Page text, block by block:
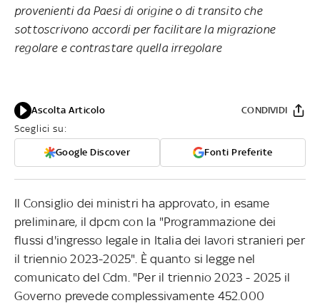
provenienti da Paesi di origine o di transito che
sottoscrivono accordi per facilitare la migrazione
regolare e contrastare quella irregolare
Ascolta Articolo
Sceglici su:
Google Discover Fonti Preferite
CONDIVIDI
Il Consiglio dei ministri ha approvato, in esame
preliminare, il dpcm con la "Programmazione dei
flussi d'ingresso legale in Italia dei lavori stranieri per
il triennio 2023-2025". È quanto si legge nel
comunicato del Cdm. "Per il triennio 2023 - 2025 il
Governo prevede complessivamente 452.000